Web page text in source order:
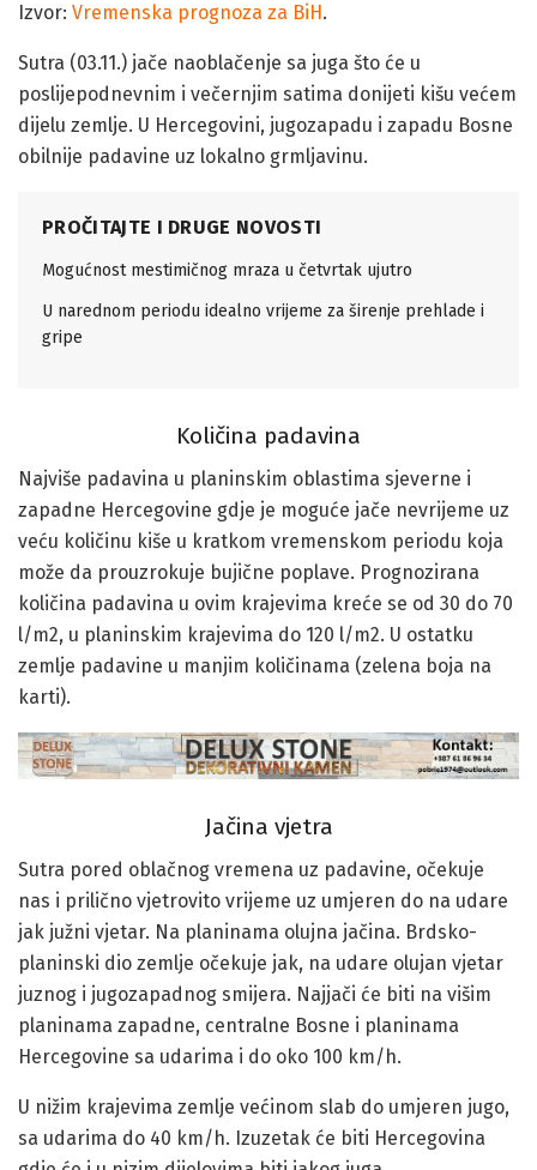
Izvor: Vremenska prognoza za BiH .
Sutra (03.11.) jače naoblačenje sa juga što će u
poslijepodnevnim i večernjim satima donijeti kišu većem
dijelu zemlje. U Hercegovini, jugozapadu i zapadu Bosne
obilnije padavine uz lokalno grmljavinu.
PROČITAJTE I DRUGE NOVOSTI
Mogućnost mestimičnog mraza u četvrtak ujutro
U narednom periodu idealno vrijeme za širenje prehlade i
gripe
Količina padavina
Najviše padavina u planinskim oblastima sjeverne i
zapadne Hercegovine gdje je moguće jače nevrijeme uz
veću količinu kiše u kratkom vremenskom periodu koja
može da prouzrokuje bujične poplave. Prognozirana
količina padavina u ovim krajevima kreće se od 30 do 70
l/m2, u planinskim krajevima do 120 l/m2. U ostatku
zemlje padavine u manjim količinama (zelena boja na
karti).
Jačina vjetra
Sutra pored oblačnog vremena uz padavine, očekuje
nas i prilično vjetrovito vrijeme uz umjeren do na udare
jak južni vjetar. Na planinama olujna jačina. Brdsko-
planinski dio zemlje očekuje jak, na udare olujan vjetar
juznog i jugozapadnog smijera. Najjači će biti na višim
planinama zapadne, centralne Bosne i planinama
Hercegovine sa udarima i do oko 100 km/h.
U nižim krajevima zemlje većinom slab do umjeren jugo,
sa udarima do 40 km/h. Izuzetak će biti Hercegovina